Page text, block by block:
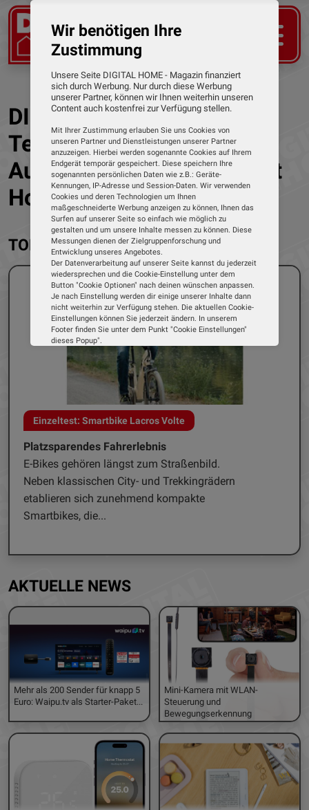
DIGITAL HOME - Das
Testmagazin für digitale
Audio-Produkte und Smart
Home
TOP THEMEN
Mähroboter Sunseeker V1 für kleine Flächen
Smarter Kleingärtner
In kaum einer Maschinen-Gattung geht die
Entwicklung so schnell von statten, wie bei den
Rasenrobotern. Insbesondere bei der
Navigation im...
AKTUELLE NEWS
Mehr als 200 Sender für knapp 5
Euro: Waipu.tv als Starter-Paket...
Mini-Kamera mit WLAN-
Steuerung und
Bewegungserkennung
Wir benötigen Ihre
Zustimmung
Unsere Seite DIGITAL HOME - Magazin finanziert
sich durch Werbung. Nur durch diese Werbung
unserer Partner, können wir Ihnen weiterhin unseren
Content auch kostenfrei zur Verfügung stellen.
Mit Ihrer Zustimmung erlauben Sie uns Cookies von
unseren Partner und Dienstleistungen unserer Partner
anzuzeigen. Hierbei werden sogenannte Cookies auf Ihrem
Endgerät temporär gespeichert. Diese speichern Ihre
sogenannten persönlichen Daten wie z.B.: Geräte-
Kennungen, IP-Adresse und Session-Daten. Wir verwenden
Cookies und deren Technologien um Ihnen
maßgeschneiderte Werbung anzeigen zu können, Ihnen das
Surfen auf unserer Seite so einfach wie möglich zu
gestalten und um unsere Inhalte messen zu können. Diese
Messungen dienen der Zielgruppenforschung und
Entwicklung unseres Angebotes.
Der Datenverarbeitung auf unserer Seite kannst du jederzeit
wiedersprechen und die Cookie-Einstellung unter dem
Button "Cookie Optionen" nach deinen wünschen anpassen.
Je nach Einstellung werden dir einige unserer Inhalte dann
nicht weiterhin zur Verfügung stehen. Die aktuellen Cookie-
Einstellungen können Sie jederzeit ändern. In unserem
Footer finden Sie unter dem Punkt "Cookie Einstellungen"
dieses Popup".
Wir verwenden Cookies, um Ihnen die bestmögliche
Erfahrung auf unserer Website zu bieten. Erfahren Sie mehr
darüber, wie wir Cookies verwenden und wie Sie Ihre
Einstellungen ändern können.
Alle Cookies akzeptieren
Cookie Optionen
Impressum Datenschutz